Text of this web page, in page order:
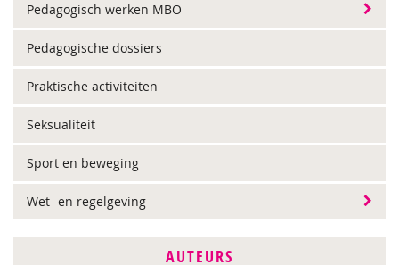
Pedagogisch werken MBO
Pedagogische dossiers
Praktische activiteiten
Seksualiteit
Sport en beweging
Wet- en regelgeving
AUTEURS